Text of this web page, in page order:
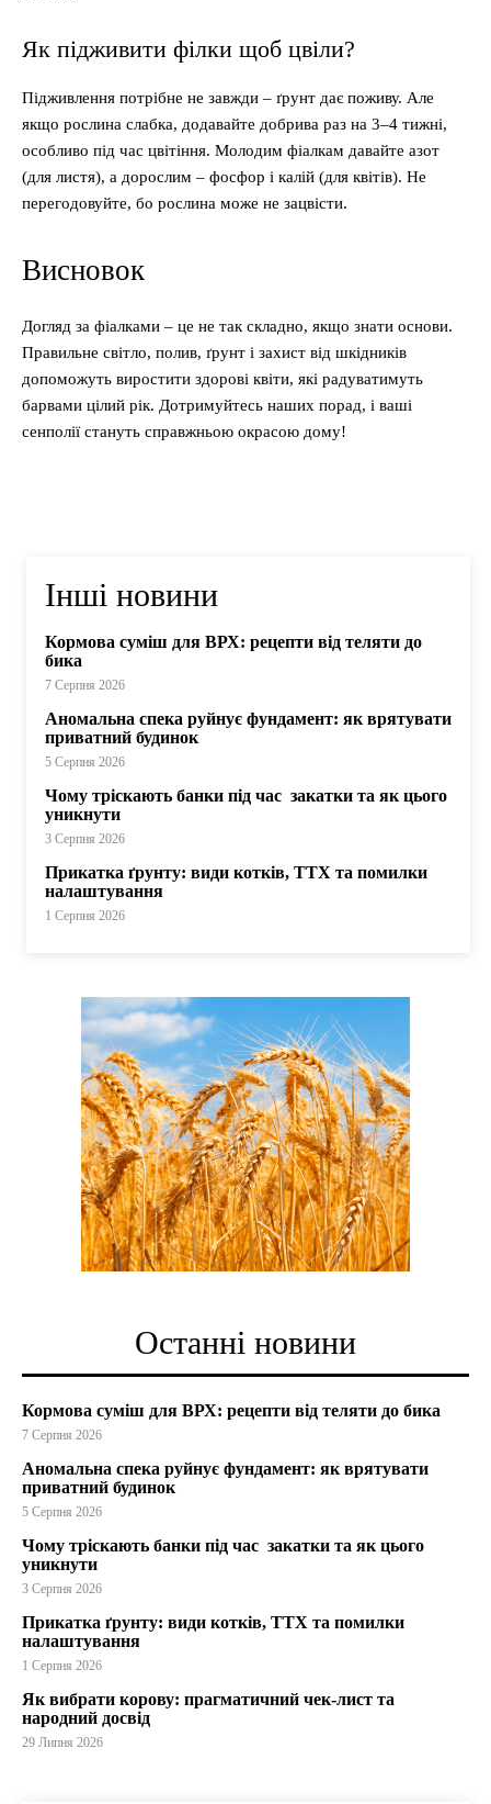
Як підживити філки щоб цвіли?
Підживлення потрібне не завжди – ґрунт дає поживу. Але
якщо рослина слабка, додавайте добрива раз на 3–4 тижні,
особливо під час цвітіння. Молодим фіалкам давайте азот
(для листя), а дорослим – фосфор і калій (для квітів). Не
перегодовуйте, бо рослина може не зацвісти.
Висновок
Догляд за фіалками – це не так складно, якщо знати основи.
Правильне світло, полив, ґрунт і захист від шкідників
допоможуть виростити здорові квіти, які радуватимуть
барвами цілий рік. Дотримуйтесь наших порад, і ваші
сенполії стануть справжньою окрасою дому!
Інші новини
Кормова суміш для ВРХ: рецепти від теляти до
бика
7 Серпня 2026
Аномальна спека руйнує фундамент: як врятувати
приватний будинок
5 Серпня 2026
Чому тріскають банки під час закатки та як цього
уникнути
3 Серпня 2026
Прикатка ґрунту: види котків, ТТХ та помилки
налаштування
1 Серпня 2026
Останні новини
Кормова суміш для ВРХ: рецепти від теляти до бика
7 Серпня 2026
Аномальна спека руйнує фундамент: як врятувати
приватний будинок
5 Серпня 2026
Чому тріскають банки під час закатки та як цього
уникнути
3 Серпня 2026
Прикатка ґрунту: види котків, ТТХ та помилки
налаштування
1 Серпня 2026
Як вибрати корову: прагматичний чек-лист та
народний досвід
29 Липня 2026